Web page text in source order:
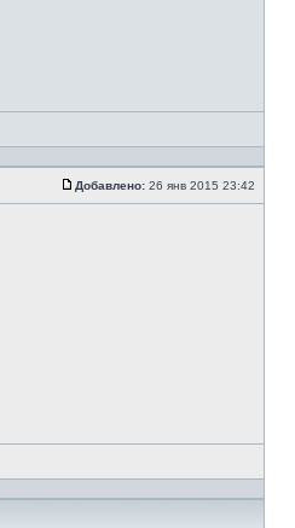
Добавлено: 26 янв 2015 23:42